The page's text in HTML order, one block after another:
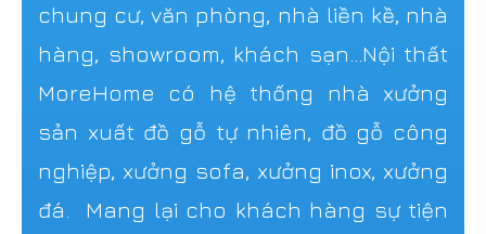
chung cư, văn phòng, nhà liền kề, nhà
hàng, showroom, khách sạn...Nội thất
MoreHome có hệ thống nhà xưởng
sản xuất đồ gỗ tự nhiên, đồ gỗ công
nghiệp, xưởng sofa, xưởng inox, xưởng
đá. Mang lại cho khách hàng sự tiện